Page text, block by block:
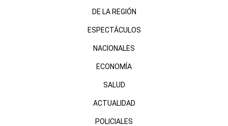
DE LA REGIÓN
ESPECTÁCULOS
NACIONALES
ECONOMÍA
SALUD
ACTUALIDAD
POLICIALES